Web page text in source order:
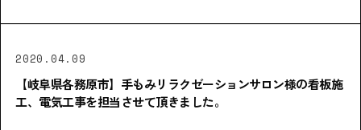
2020.04.09
【岐阜県各務原市】手もみリラクゼーションサロン様の看板施
工、電気工事を担当させて頂きました。